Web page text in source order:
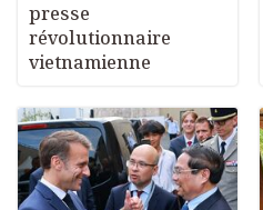
presse
révolutionnaire
vietnamienne